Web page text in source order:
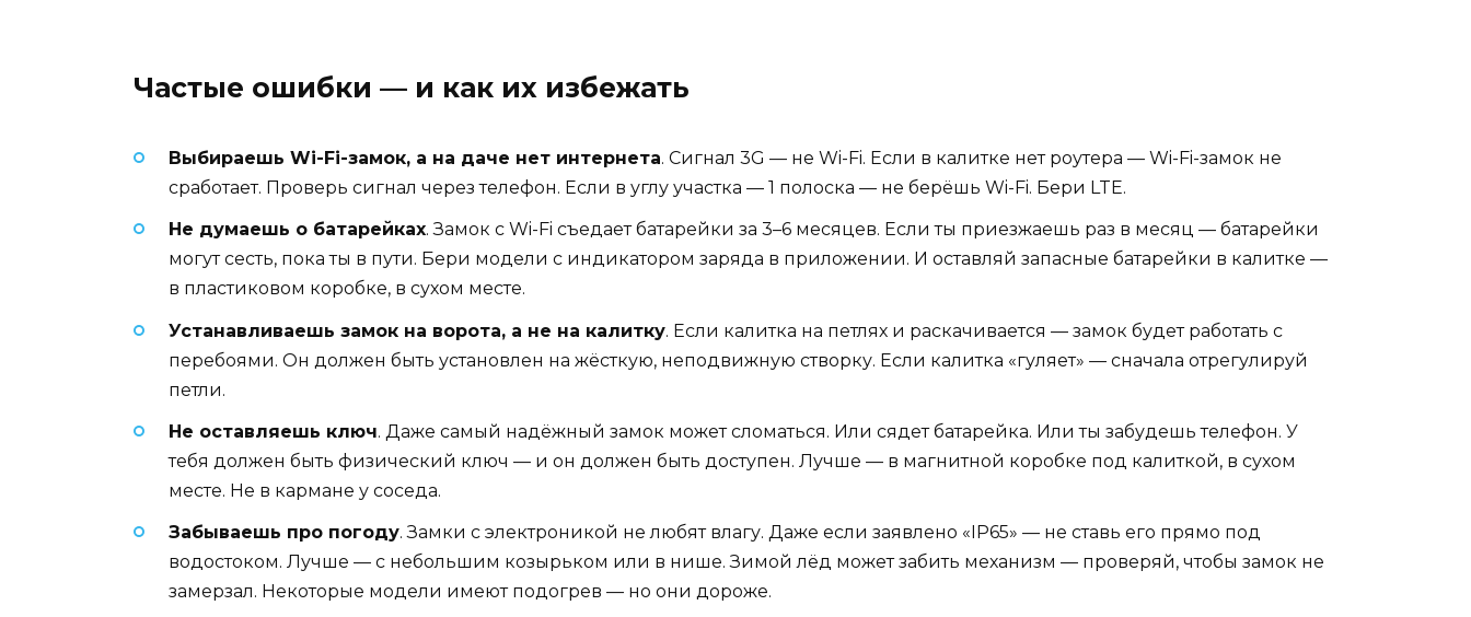
Частые ошибки — и как их избежать
Выбираешь Wi-Fi-замок, а на даче нет интернета. Сигнал 3G — не Wi-Fi. Если в калитке нет роутера — Wi-Fi-замок не
сработает. Проверь сигнал через телефон. Если в углу участка — 1 полоска — не берёшь Wi-Fi. Бери LTE.
Не думаешь о батарейках. Замок с Wi-Fi съедает батарейки за 3–6 месяцев. Если ты приезжаешь раз в месяц — батарейки
могут сесть, пока ты в пути. Бери модели с индикатором заряда в приложении. И оставляй запасные батарейки в калитке —
в пластиковом коробке, в сухом месте.
Устанавливаешь замок на ворота, а не на калитку. Если калитка на петлях и раскачивается — замок будет работать с
перебоями. Он должен быть установлен на жёсткую, неподвижную створку. Если калитка «гуляет» — сначала отрегулируй
петли.
Не оставляешь ключ. Даже самый надёжный замок может сломаться. Или сядет батарейка. Или ты забудешь телефон. У
тебя должен быть физический ключ — и он должен быть доступен. Лучше — в магнитной коробке под калиткой, в сухом
месте. Не в кармане у соседа.
Забываешь про погоду. Замки с электроникой не любят влагу. Даже если заявлено «IP65» — не ставь его прямо под
водостоком. Лучше — с небольшим козырьком или в нише. Зимой лёд может забить механизм — проверяй, чтобы замок не
замерзал. Некоторые модели имеют подогрев — но они дороже.